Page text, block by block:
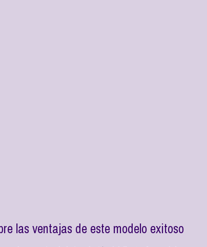
las ventajas de este modelo exitoso